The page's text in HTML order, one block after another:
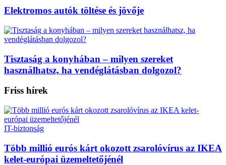
Elektromos autók töltése és jövője
Tisztaság a konyhában – milyen szereket
használhatsz, ha vendéglátásban dolgozol?
Friss hírek
IT-biztonság
Több millió eurós kárt okozott zsarolóvírus az IKEA
kelet-európai üzemeltetőjénél